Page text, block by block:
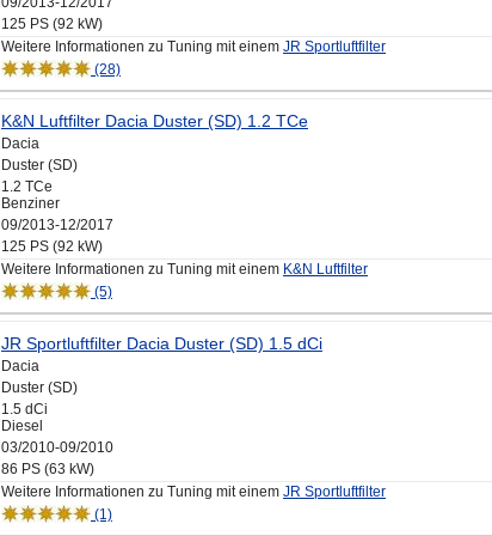
125 PS (92 kW)
Weitere Informationen zu Tuning mit einem JR Sportluftfilter
(28)
K&N Luftfilter Dacia Duster (SD) 1.2 TCe
Dacia
Duster (SD)
1.2 TCe
Benziner
09/2013-12/2017
125 PS (92 kW)
Weitere Informationen zu Tuning mit einem K&N Luftfilter
(5)
JR Sportluftfilter Dacia Duster (SD) 1.5 dCi
Dacia
Duster (SD)
1.5 dCi
Diesel
03/2010-09/2010
86 PS (63 kW)
Weitere Informationen zu Tuning mit einem JR Sportluftfilter
(1)